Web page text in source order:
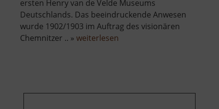
ersten Henry van de Velde Museums
Deutschlands. Das beeindruckende Anwesen
wurde 1902/1903 im Auftrag des visionären
Chemnitzer .. » weiterlesen
Museum